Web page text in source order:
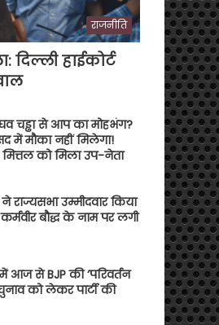
राजनीति
दिल्ली हाईकोर्ट
चड्ढा से आप का मोहभंग?
में मौका नहीं मिलेगा!
को मिला उप-नेता
राज्यसभा उम्मीदवार किया
कर्मवीर बौद्ध के नाम पर लगी
आज से BJP की ‘परिवर्तन
चुनाव को लेकर पार्टी की